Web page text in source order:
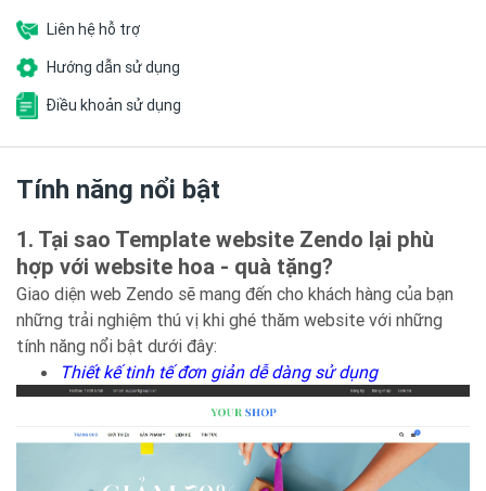
Liên hệ hỗ trợ
Hướng dẫn sử dụng
Điều khoản sử dụng
Tính năng nổi bật
1. Tại sao Template website Zendo lại phù
hợp với website hoa - quà tặng?
Giao diện web Zendo sẽ mang đến cho khách hàng của bạn
những trải nghiệm thú vị khi ghé thăm website với những
tính năng nổi bật dưới đây:
Thiết kế tinh tế đơn giản dễ dàng sử dụng